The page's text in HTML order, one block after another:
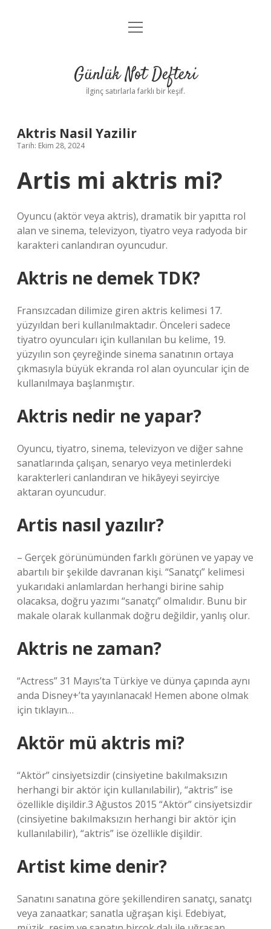
Anasayfa
Yasal Uyarı
menüyü
Günlük Not Defteri
İlginç satırlarla farklı bir keşif.
Aktris Nasil Yazilir
Tarih: Ekim 28, 2024
Artis mi aktris mi?
Oyuncu (aktör veya aktris), dramatik bir yapıtta rol
alan ve sinema, televizyon, tiyatro veya radyoda bir
karakteri canlandıran oyuncudur.
Aktris ne demek TDK?
Fransızcadan dilimize giren aktris kelimesi 17.
yüzyıldan beri kullanılmaktadır. Önceleri sadece
tiyatro oyuncuları için kullanılan bu kelime, 19.
yüzyılın son çeyreğinde sinema sanatının ortaya
çıkmasıyla büyük ekranda rol alan oyuncular için de
kullanılmaya başlanmıştır.
Aktris nedir ne yapar?
Oyuncu, tiyatro, sinema, televizyon ve diğer sahne
sanatlarında çalışan, senaryo veya metinlerdeki
karakterleri canlandıran ve hikâyeyi seyirciye
aktaran oyuncudur.
Artis nasıl yazılır?
– Gerçek görünümünden farklı görünen ve yapay ve
abartılı bir şekilde davranan kişi. “Sanatçı” kelimesi
yukarıdaki anlamlardan herhangi birine sahip
olacaksa, doğru yazımı “sanatçı” olmalıdır. Bunu bir
makale olarak kullanmak doğru değildir, yanlış olur.
Aktris ne zaman?
“Actress” 31 Mayıs’ta Türkiye ve dünya çapında aynı
anda Disney+’ta yayınlanacak! Hemen abone olmak
için tıklayın…
Aktör mü aktris mi?
“Aktör” cinsiyetsizdir (cinsiyetine bakılmaksızın
herhangi bir aktör için kullanılabilir), “aktris” ise
özellikle dişildir.3 Ağustos 2015 “Aktör” cinsiyetsizdir
(cinsiyetine bakılmaksızın herhangi bir aktör için
kullanılabilir), “aktris” ise özellikle dişildir.
Artist kime denir?
Sanatını sanatına göre şekillendiren sanatçı, sanatçı
veya zanaatkar; sanatla uğraşan kişi. Edebiyat,